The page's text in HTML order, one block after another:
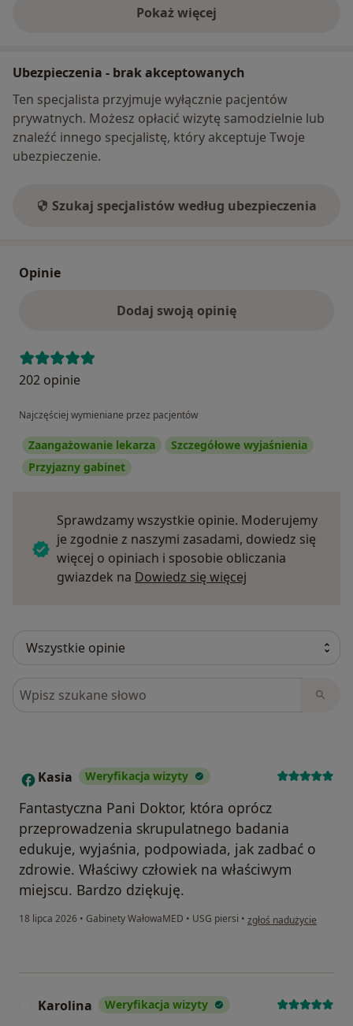
Pokaż więcej
o adresie
Ubezpieczenia - brak akceptowanych
Ten specjalista przyjmuje wyłącznie pacjentów
prywatnych. Możesz opłacić wizytę samodzielnie lub
znaleźć innego specjalistę, który akceptuje Twoje
ubezpieczenie.
Szukaj specjalistów według ubezpieczenia
Opinie
Dodaj swoją opinię
202 opinie
Najczęściej wymieniane przez pacjentów
Zaangażowanie lekarza
Szczegółowe wyjaśnienia
Przyjazny gabinet
Sprawdzamy wszystkie opinie. Moderujemy
je zgodnie z naszymi zasadami, dowiedz się
więcej o opiniach i sposobie obliczania
gwiazdek na Dowiedz się więcej
Szukaj w opiniach
K Kasia Weryfikacja wizyty
Fantastyczna Pani Doktor, która oprócz
przeprowadzenia skrupulatnego badania
edukuje, wyjaśnia, podpowiada, jak zadbać o
zdrowie. Właściwy człowiek na właściwym
miejscu. Bardzo dziękuję.
18 lipca 2026 • Gabinety WałowaMED • USG piersi • w opinii użytkownika
zgłoś nadużycie
Karolina Weryfikacja wizyty